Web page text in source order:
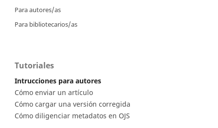
Para autores/as
Para bibliotecarios/as
Tutoriales
Intrucciones para autores
Cómo enviar un artículo
Cómo cargar una versión corregida
Cómo diligenciar metadatos en OJS